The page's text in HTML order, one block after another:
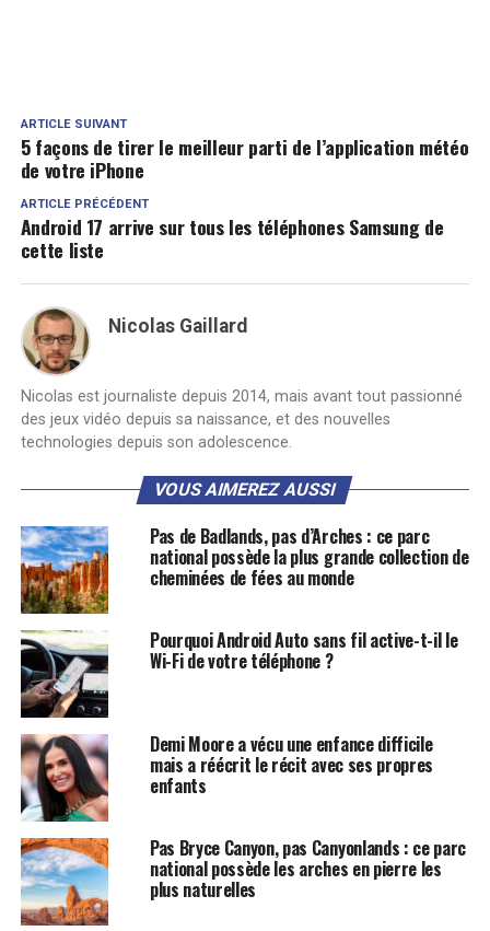
ARTICLE SUIVANT
5 façons de tirer le meilleur parti de l’application météo
de votre iPhone
ARTICLE PRÉCÉDENT
Android 17 arrive sur tous les téléphones Samsung de
cette liste
Nicolas Gaillard
Nicolas est journaliste depuis 2014, mais avant tout passionné
des jeux vidéo depuis sa naissance, et des nouvelles
technologies depuis son adolescence.
VOUS AIMEREZ AUSSI
Pas de Badlands, pas d’Arches : ce parc
national possède la plus grande collection de
cheminées de fées au monde
Pourquoi Android Auto sans fil active-t-il le
Wi-Fi de votre téléphone ?
Demi Moore a vécu une enfance difficile
mais a réécrit le récit avec ses propres
enfants
Pas Bryce Canyon, pas Canyonlands : ce parc
national possède les arches en pierre les
plus naturelles